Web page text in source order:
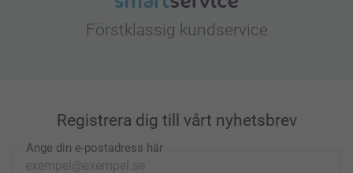
Förstklassig kundservice
Registrera dig till vårt nyhetsbrev
Ange din e-postadress här